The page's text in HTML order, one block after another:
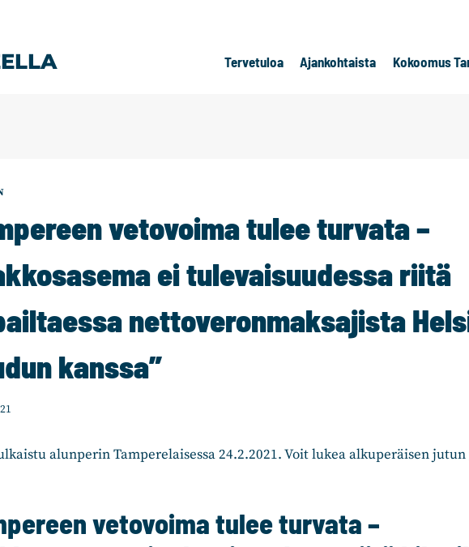
Tervetuloa Ajankohtaista Kokoomus
vetovoima tulee turvata –
ei tulevaisuudessa riitä
nettoveronmaksajista
kanssa”
alunperin Tamperelaisessa 24.2.2021. Voit lukea alkuperäisen jutun
vetovoima tulee turvata –